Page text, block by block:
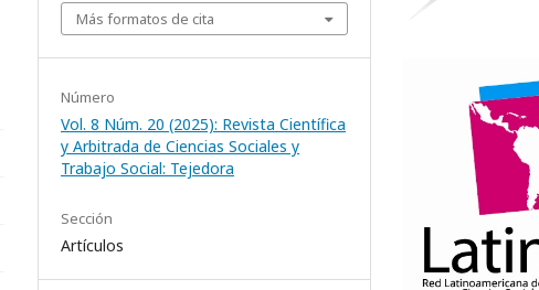
Más formatos de cita
Número
Vol. 8 Núm. 20 (2025): Revista Científica
y Arbitrada de Ciencias Sociales y
Trabajo Social: Tejedora
Sección
Artículos